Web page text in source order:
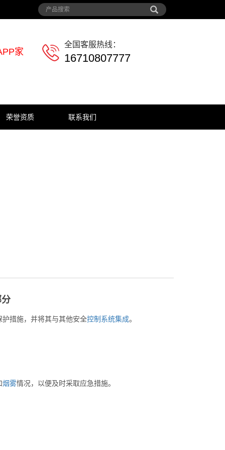
家
全国客服热线：
16710807777
荣誉资质 联系我们
护措施，并将其与其他安全控制 系统集成。
烟雾情况，以便及时采取应急措施。